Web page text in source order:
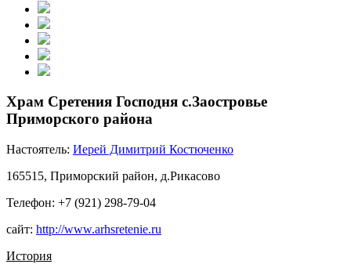
Храм Сретения Господня с.Заостровье
Приморского района
Настоятель: Иерей Димитрий Костюченко
165515, Приморский район, д.Рикасово
Телефон: +7 (921) 298-79-04
сайт: http://www.arhsretenie.ru
История